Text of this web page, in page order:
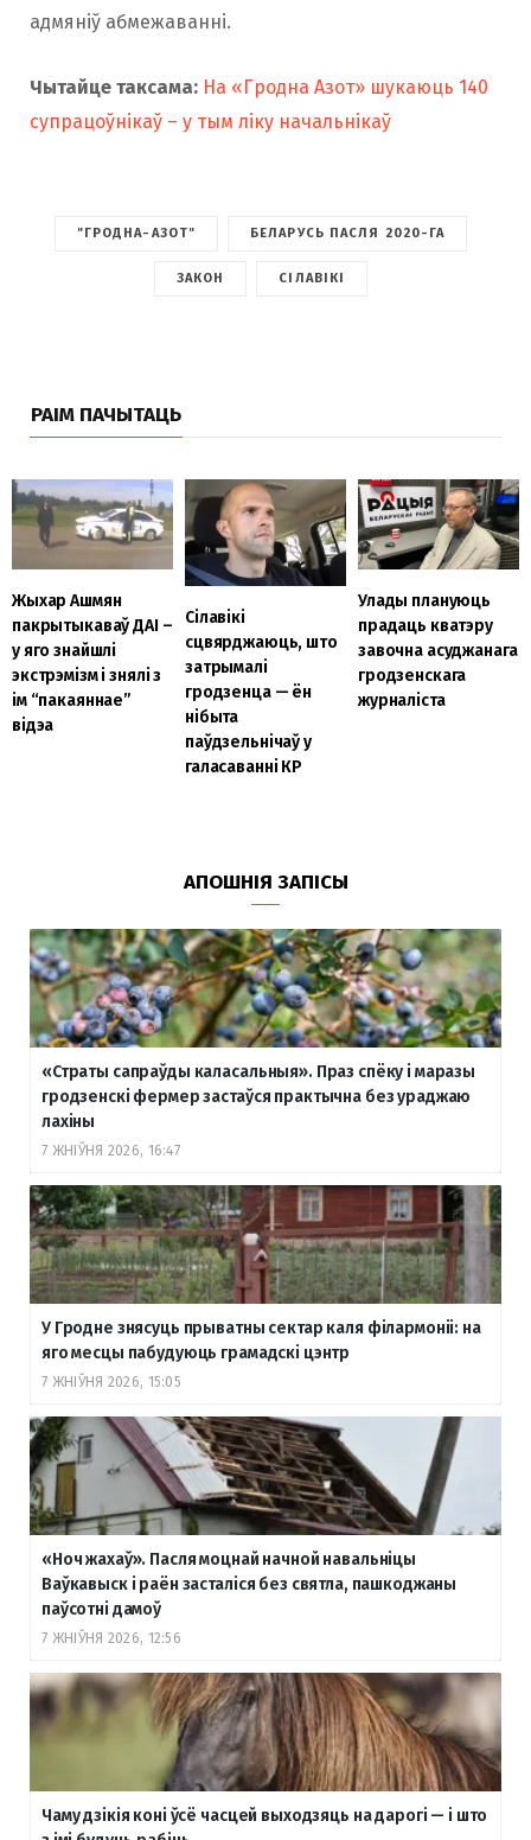
адмяніў абмежаванні.
Чытайце таксама: На «Гродна Азот» шукаюць 140
супрацоўнікаў – у тым ліку начальнікаў
"ГРОДНА-АЗОТ" БЕЛАРУСЬ ПАСЛЯ 2020-ГА
ЗАКОН СІЛАВІКІ
РАІМ ПАЧЫТАЦЬ
Жыхар Ашмян
пакрытыкаваў ДАІ –
у яго знайшлі
экстрэмізм і знялі з
ім “пакаяннае”
відэа
Сілавікі
сцвярджаюць, што
затрымалі
гродзенца — ён
нібыта
паўдзельнічаў у
галасаванні КР
Улады плануюць
прадаць кватэру
завочна асуджанага
гродзенскага
журналіста
АПОШНІЯ ЗАПІСЫ
«Страты сапраўды каласальныя». Праз спёку і маразы
гродзенскі фермер застаўся практычна без ураджаю
лахіны
7 ЖНІЎНЯ 2026, 16:47
У Гродне знясуць прыватны сектар каля філармоніі: на
яго месцы пабудуюць грамадскі цэнтр
7 ЖНІЎНЯ 2026, 15:05
«Ноч жахаў». Пасля моцнай начной навальніцы
Ваўкавыск і раён засталіся без святла, пашкоджаны
паўсотні дамоў
7 ЖНІЎНЯ 2026, 12:56
Чаму дзікія коні ўсё часцей выходзяць на дарогі — і што